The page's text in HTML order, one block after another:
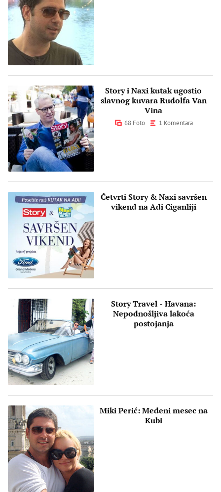
Story i Naxi kutak ugostio
slavnog kuvara Rudolfa Van
Vina
68 Foto 1 Komentara
Četvrti Story & Naxi savršen
vikend na Adi Ciganliji
Story Travel - Havana:
Nepodnošljiva lakoća
postojanja
Miki Perić: Medeni mesec na
Kubi